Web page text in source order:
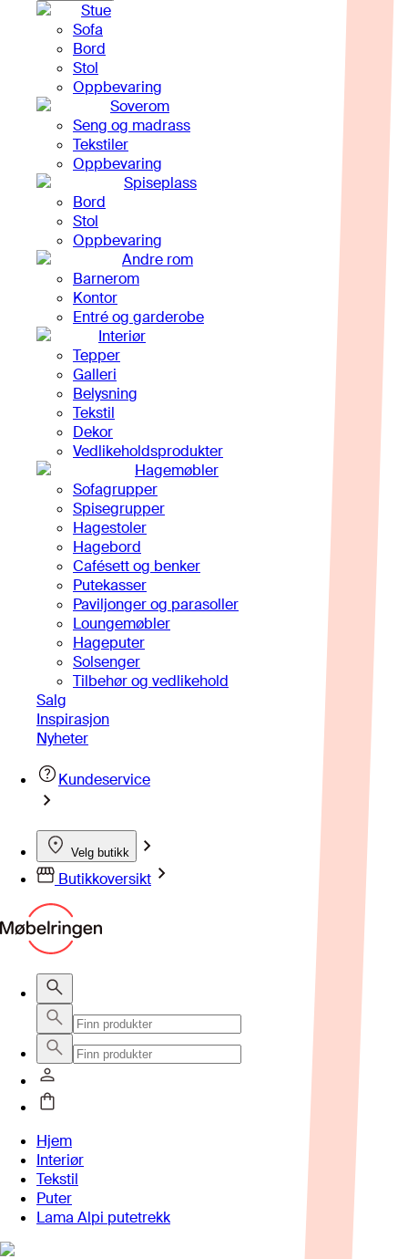
Stue
Sofa
Bord
Stol
Oppbevaring
Soverom
Seng og madrass
Tekstiler
Oppbevaring
Spiseplass
Bord
Stol
Oppbevaring
Andre rom
Barnerom
Kontor
Entré og garderobe
Interiør
Tepper
Galleri
Belysning
Tekstil
Dekor
Vedlikeholdsprodukter
Hagemøbler
Sofagrupper
Spisegrupper
Hagestoler
Hagebord
Cafésett og benker
Putekasser
Paviljonger og parasoller
Loungemøbler
Hageputer
Solsenger
Tilbehør og vedlikehold
Salg
Inspirasjon
Nyheter
Kundeservice
Velg butikk
Butikkoversikt
Hjem
Interiør
Tekstil
Puter
Lama Alpi putetrekk